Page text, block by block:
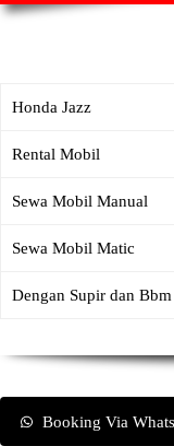
Honda Jazz
Rental Mobil
Sewa Mobil Manual
Sewa Mobil Matic
Dengan Supir dan Bbm
Booking Via